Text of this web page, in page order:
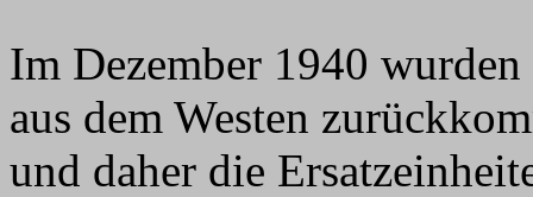
Im Dezember 1940
aus dem Westen
und daher die